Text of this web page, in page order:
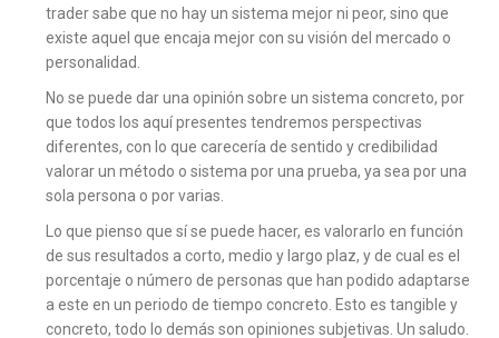
trader sabe que no hay un sistema mejor ni peor, sino que
existe aquel que encaja mejor con su visión del mercado o
personalidad.
No se puede dar una opinión sobre un sistema concreto, por
que todos los aquí presentes tendremos perspectivas
diferentes, con lo que carecería de sentido y credibilidad
valorar un método o sistema por una prueba, ya sea por una
sola persona o por varias.
Lo que pienso que sí se puede hacer, es valorarlo en función
de sus resultados a corto, medio y largo plaz, y de cual es el
porcentaje o número de personas que han podido adaptarse
a este en un periodo de tiempo concreto. Esto es tangible y
concreto, todo lo demás son opiniones subjetivas. Un saludo.